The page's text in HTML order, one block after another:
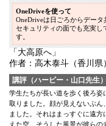
OneDriveを使って
OneDriveは日ごろからデー
セキュリティの面でも充実し
す。
「大高原へ」
作者：高木泰斗（香川県
講評（ハービー・山口先生）
学生たちが長い道を歩く後ろ姿
取りました。顔が見えないぶん
ました。それはまっすぐに遠
えた空、そうした風景が彼ら